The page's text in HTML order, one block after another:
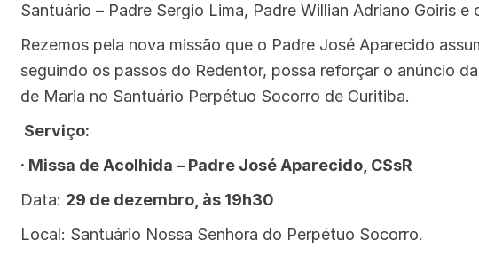
Santuário – Padre Sergio Lima, Padre Willian Adriano Goiris e
Rezemos pela nova missão que o Padre José Aparecido
seguindo os passos do Redentor, possa reforçar o anúncio
de Maria no Santuário Perpétuo Socorro de Curitiba.
Serviço:
· Missa de Acolhida – Padre José Aparecido, CSsR
Data: 29 de dezembro, às 19h30
Local: Santuário Nossa Senhora do Perpétuo Socorro.